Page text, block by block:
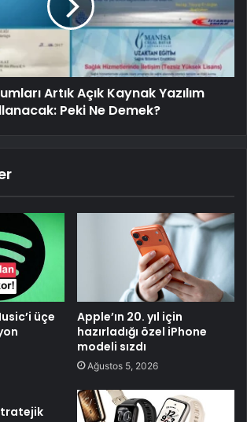
Artık Açık Kaynak Yazılım
Peki Ne Demek?
üçe
Apple’ın 20. yıl için
hazırladığı özel iPhone
modeli sızdı
Ağustos 5, 2026